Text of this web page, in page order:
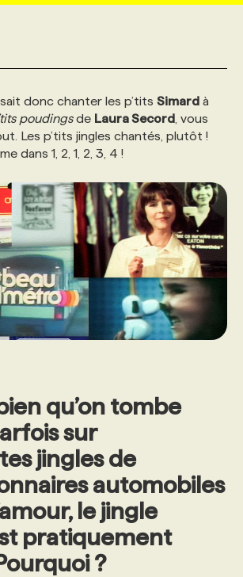
NUMÉRIQUES
DISTINCTIONS
DURABLE
AVEC NOUS
AVEC NOUS
AVEC NOUS
DE FORMATIONS
PERSONNALISÉES
CHOISIR NOS FORMATIONS
AVEC NOUS
CHASSE DE TÊTE
AVEC NOUS
donc chanter les p’tits Simard à
poudingsde Laura Secord , vous
Les p’tits jingles chantés, plutôt !
dans 1, 2, 1, 2, 3, 4 !
qu’on tombe
sur
jingles de
automobiles
le jingle
pratiquement
?